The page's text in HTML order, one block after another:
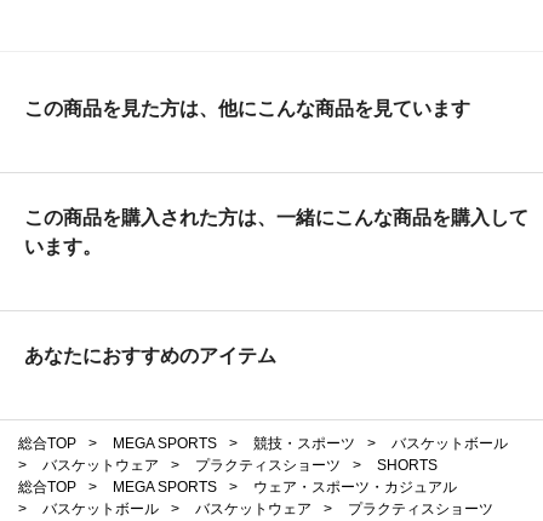
この商品を見た方は、他にこんな商品を見ています
この商品を購入された方は、一緒にこんな商品を購入して
います。
あなたにおすすめのアイテム
総合TOP > MEGA SPORTS > 競技・スポーツ >
バスケットボール
>
バスケットウェア > プラクティスショーツ >
SHORTS
総合TOP
> MEGA SPORTS >
ウェア・スポーツ・カジュアル
>
バスケットボール > バスケットウェア >
プラクティスショーツ